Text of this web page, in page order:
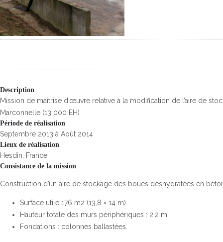
Description
Mission de maîtrise d’œuvre relative à la modification de l’aire de
Marconnelle (13 000 EH)
Période de réalisation
Septembre 2013 à Août 2014
Lieux de réalisation
Hesdin, France
Consistance de la mission
Construction d’un aire de stockage des boues déshydratées en
Surface utile 176 m2 (13,8 × 14 m).
Hauteur totale des murs périphériques : 2,2 m.
Fondations : colonnes ballastées.